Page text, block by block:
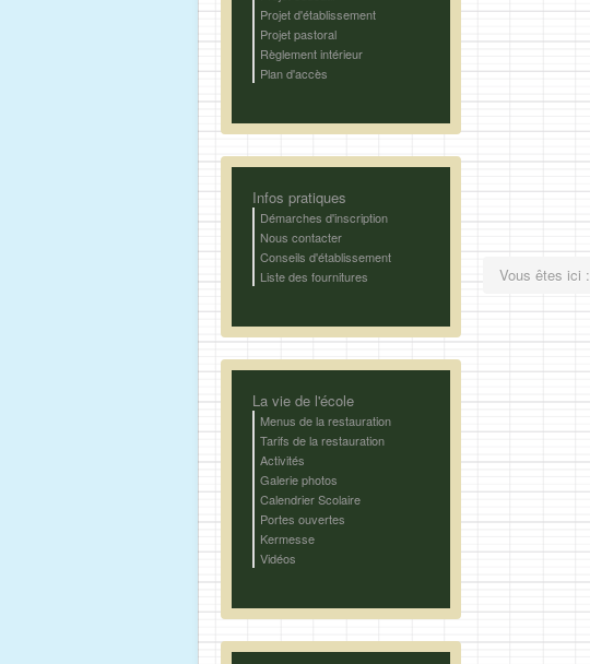
Projet d'établissement
Projet pastoral
Règlement intérieur
Plan d'accès
Infos pratiques
Démarches d'inscription
Nous contacter
Conseils d'établissement
Liste des fournitures
La vie de l'école
Menus de la restauration
Tarifs de la restauration
Activités
Galerie photos
Calendrier Scolaire
Portes ouvertes
Kermesse
Vidéos
Vous êtes ici :